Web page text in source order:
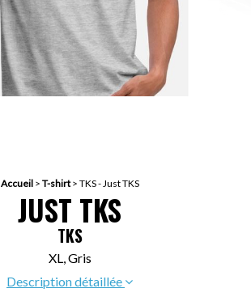
Accueil> T-shirt> TKS - Just TKS
JUST TKS
TKS
XL, Gris
Description détaillée